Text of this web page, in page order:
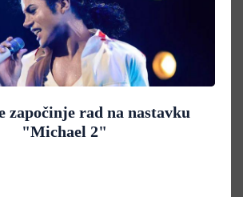
započinje rad na nastavku
"Michael 2"